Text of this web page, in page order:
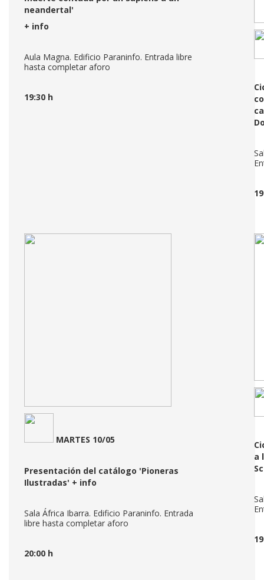
neandertal'
+ info
Aula Magna. Edificio Paraninfo. Entrada libre
hasta completar aforo
19:30 h
MARTES 10/05
Presentación del catálogo 'Pioneras
Ilustradas' + info
Sala África Ibarra. Edificio Paraninfo. Entrada
libre hasta completar aforo
20:00 h
a